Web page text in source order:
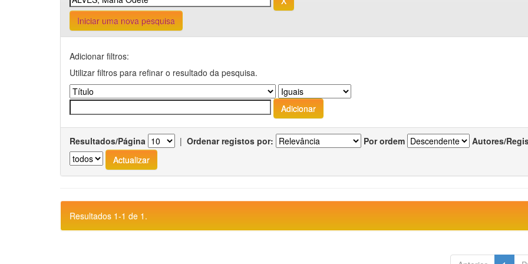
Iniciar uma nova pesquisa
Adicionar filtros:
Utilizar filtros para refinar o resultado da pesquisa.
Resultados/Página | Ordenar registos por: Por ordem Autores/
Resultados 1-1 de 1.